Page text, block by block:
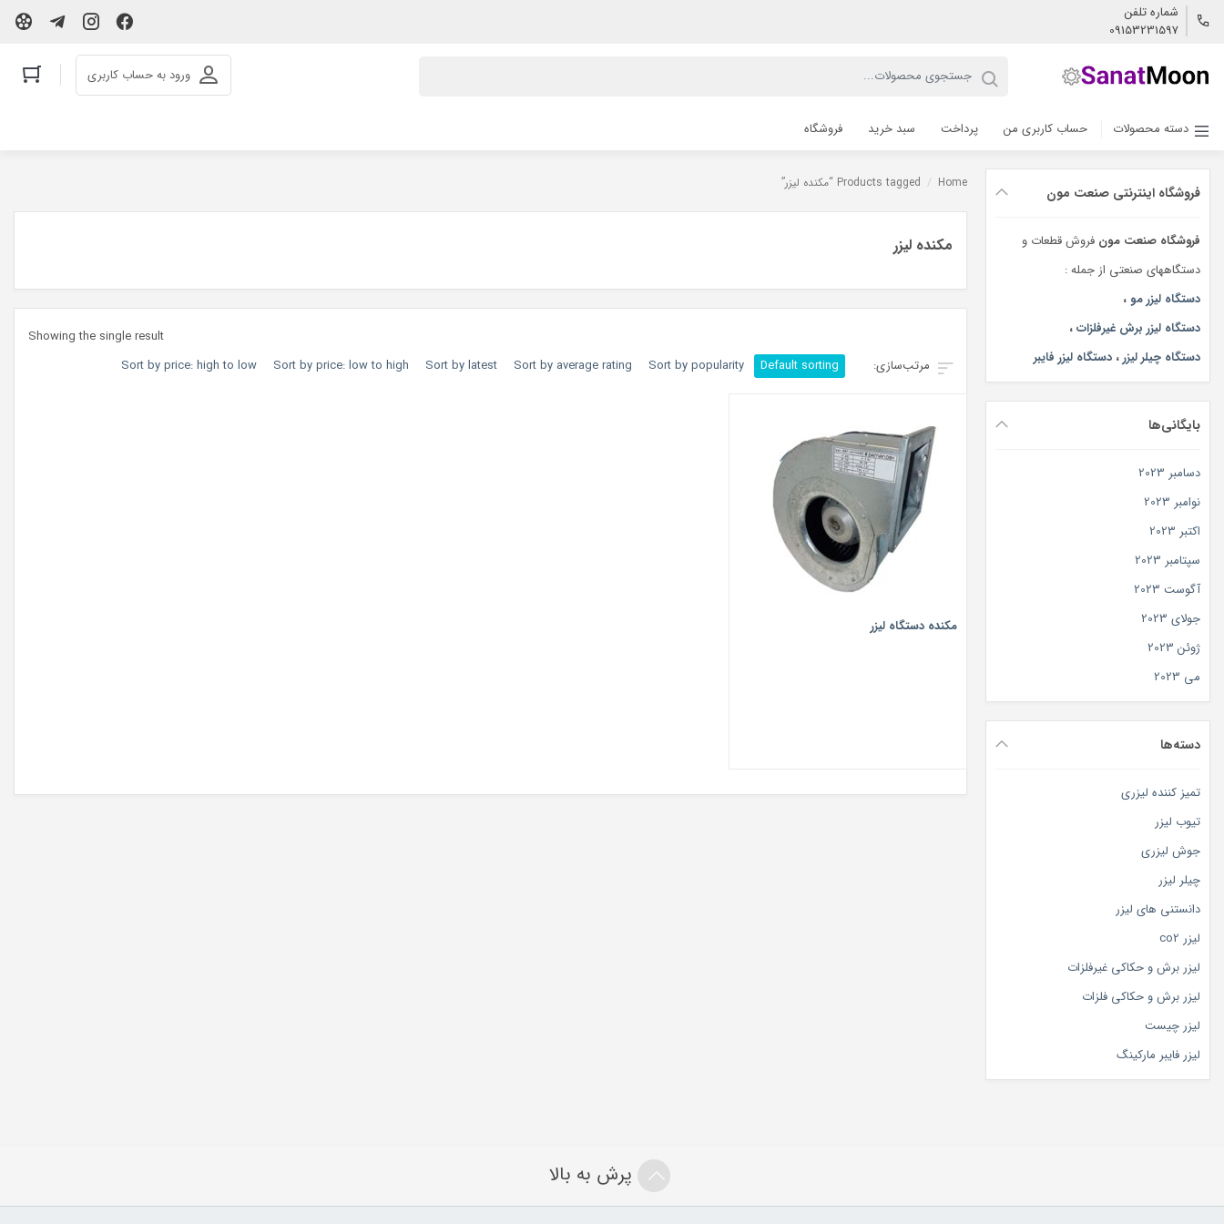
شماره تلفن
09153231597
ورود به حساب کاربری
دسته محصولات حساب کاربری من پرداخت سبد خرید فروشگاه
فروشگاه اینترنتی صنعت مون
فروشگاه صنعت مون فروش قطعات و
دستگاههای صنعتی از جمله :
دستگاه لیزر مو ،
دستگاه لیزر برش غیرفلزات،
دستگاه چیلر لیزر، دستگاه لیزر فایبر
بایگانی‌ها
دسامبر 2023
نوامبر 2023
اکتبر 2023
سپتامبر 2023
آگوست 2023
جولای 2023
ژوئن 2023
می 2023
دسته‌ها
تمیز کننده لیزری
تیوب لیزر
جوش لیزری
چیلر لیزر
دانستنی های لیزر
لیزر co2
لیزر برش و حکاکی غیرفلزات
لیزر برش و حکاکی فلزات
لیزر چیست
لیزر فایبر مارکینگ
Home
/ Products tagged “مکنده لیزر”
مکنده لیزر
Showing the single result
Default sorting
Sort by popularity
Sort by average rating
Sort by latest
Sort by price: low to high
Sort by price: high to low
مکنده دستگاه لیزر
پرش به بالا